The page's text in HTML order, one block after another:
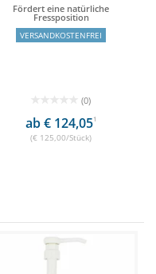
Fördert eine natürliche
Fressposition
VERSANDKOSTENFREI
(0)
ab € 124,051
(€ 125,00/Stück)